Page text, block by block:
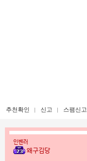
추천확인 신고 스팸신고
인벤러
왜구김당